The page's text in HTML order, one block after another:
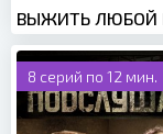
8 серий по 12 мин.